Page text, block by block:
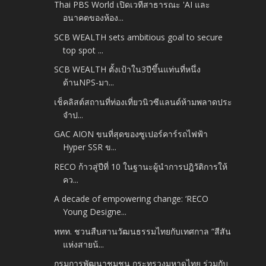
Thai PBS World เปิดเวทีสาธารณะ 'AI และ
อนาคตของห้อง...
SCB WEALTH sets ambitious goal to secure
top spot ...
SCB WEALTH ตั้งเป้าใน3ปีขึ้นแท่นที่หนึ่ง
ด้านNPS-มา...
เช็คลิสต์สถานที่ท่องเที่ยวนิวซีแลนด์ห้ามพลาดประ
จำป...
GAC AION ขนที่สุดของซูเปอร์คาร์รถไฟฟ้า
Hyper SSR ข...
RECO ก้าวสู่ปีที่ 10 ในฐานะผู้นำการปฎิวัติการให้
คว...
A decade of empowering change: ‘RECO
Young Designe...
ททท. ชวนสืบสานวัฒนธรรมไทยกับเทศกาล “สีสัน
แห่งสายน้...
กรมการพัฒนาชุมชน กระทรวงมหาดไทย ร่วมกับ